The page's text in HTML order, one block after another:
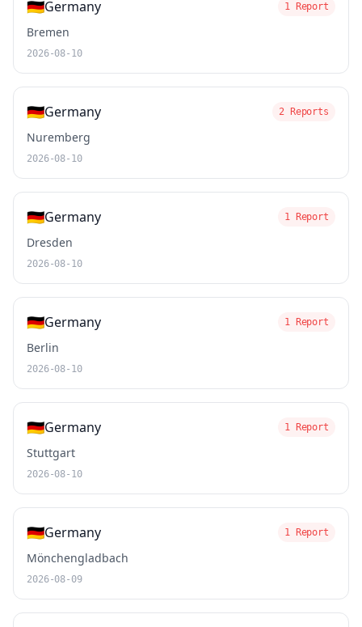
🇩🇪Germany 1 Report
Bremen
2026-08-10
🇩🇪Germany 2 Reports
Nuremberg
2026-08-10
🇩🇪Germany 1 Report
Dresden
2026-08-10
🇩🇪Germany 1 Report
Berlin
2026-08-10
🇩🇪Germany 1 Report
Stuttgart
2026-08-10
🇩🇪Germany 1 Report
Mönchengladbach
2026-08-09